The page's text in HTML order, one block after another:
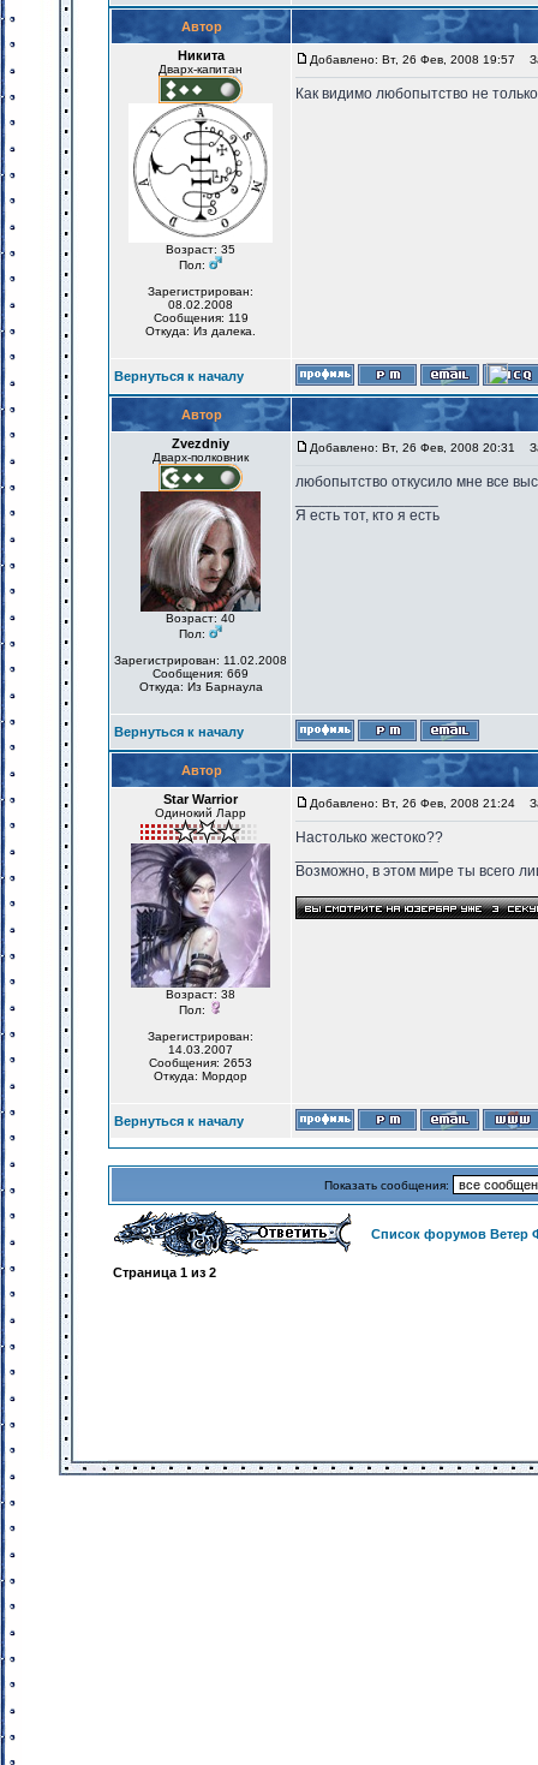
Автор
Никита
Дварх-капитан
Возраст: 35
Пол:
Зарегистрирован:
08.02.2008
Сообщения: 119
Откуда: Из далека.
Добавлено: Вт, 26 Фев, 2008 19:57
Как видимо любопытство не
Вернуться к началу
Автор
Zvezdniy
Дварх-полковник
Возраст: 40
Пол:
Зарегистрирован: 11.02.2008
Сообщения: 669
Откуда: Из Барнаула
Добавлено: Вт, 26 Фев, 2008 20:31
любопытство откусило мне все
Я есть тот, кто я есть
Вернуться к началу
Автор
Star Warrior
Одинокий Ларр
Возраст: 38
Пол:
Зарегистрирован:
14.03.2007
Сообщения: 2653
Откуда: Мордор
Добавлено: Вт, 26 Фев, 2008 21:24
Настолько жестоко??
Возможно, в этом мире ты всего
Вернуться к началу
Показать сообщения:
Список форумов Ветер
Страница 1 из 2